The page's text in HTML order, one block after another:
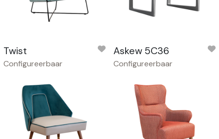
Twist
Configureerbaar
Askew 5C36
Configureerbaar